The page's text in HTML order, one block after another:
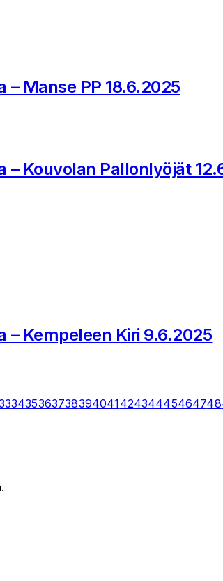
Manse PP 18.6.2025
Kouvolan Pallonlyöjät
Kempeleen Kiri 9.6.2025
343536373839404142434445464748